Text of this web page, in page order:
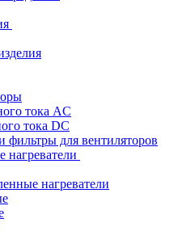
тока AC
тока DC
фильтры для вентиляторов
нагреватели